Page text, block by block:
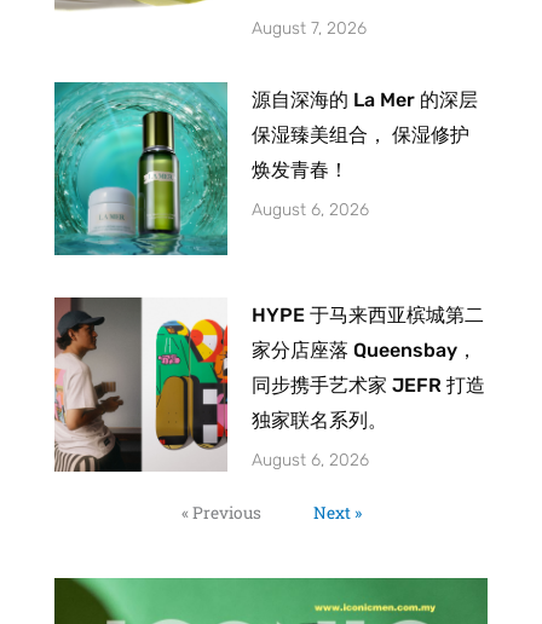
August 7, 2026
源自深海的 La Mer 的深层
保湿臻美组合， 保湿修护
焕发青春！
August 6, 2026
HYPE 于马来西亚槟城第二
家分店座落 Queensbay，
同步携手艺术家 JEFR 打造
独家联名系列。
August 6, 2026
« Previous Next »